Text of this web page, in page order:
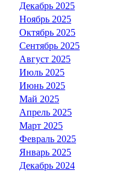
Декабрь 2025
Ноябрь 2025
Октябрь 2025
Сентябрь 2025
Август 2025
Июль 2025
Июнь 2025
Май 2025
Апрель 2025
Март 2025
Февраль 2025
Январь 2025
Декабрь 2024